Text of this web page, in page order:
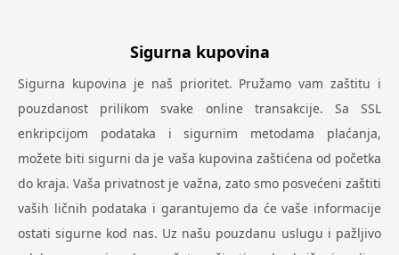
Sigurna kupovina
Sigurna kupovina je naš prioritet. Pružamo vam zaštitu i
pouzdanost prilikom svake online transakcije. Sa SSL
enkripcijom podataka i sigurnim metodama plaćanja,
možete biti sigurni da je vaša kupovina zaštićena od početka
do kraja. Vaša privatnost je važna, zato smo posvećeni zaštiti
vaših ličnih podataka i garantujemo da će vaše informacije
ostati sigurne kod nas. Uz našu pouzdanu uslugu i pažljivo